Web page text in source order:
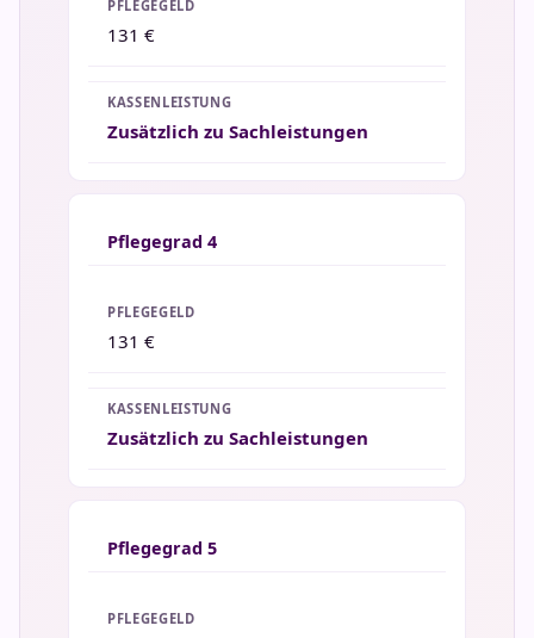
131 €
Zusätzlich zu Sachleistungen
Pflegegrad 4
131 €
Zusätzlich zu Sachleistungen
Pflegegrad 5